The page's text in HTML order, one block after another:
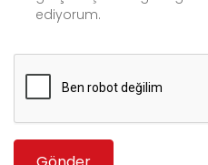
ediyorum.